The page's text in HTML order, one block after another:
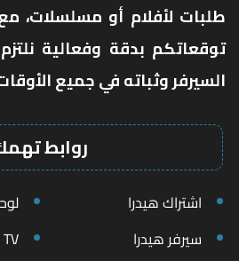
طلبات لأفلام أو مسلسلات،
توقعاتكم بدقة وفعالية
السيرفر وثباته في جميع
روابط
اشتراك هيدرا
سيرفر هيدرا